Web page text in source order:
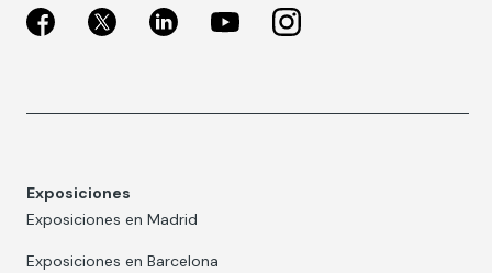
Exposiciones
Exposiciones en Madrid
Exposiciones en Barcelona